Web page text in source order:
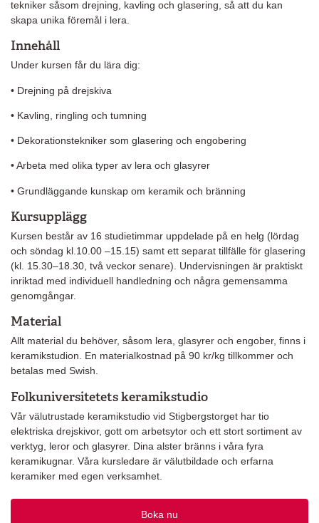
tekniker såsom drejning, kavling och glasering, så att du kan
skapa unika föremål i lera.
Innehåll
Under kursen får du lära dig:
• Drejning på drejskiva
• Kavling, ringling och tumning
• Dekorationstekniker som glasering och engobering
• Arbeta med olika typer av lera och glasyrer
• Grundläggande kunskap om keramik och bränning
Kursupplägg
Kursen består av 16 studietimmar uppdelade på en helg (lördag
och söndag kl.10.00 –15.15) samt ett separat tillfälle för glasering
(kl. 15.30–18.30, två veckor senare). Undervisningen är praktiskt
inriktad med individuell handledning och några gemensamma
genomgångar.
Material
Allt material du behöver, såsom lera, glasyrer och engober, finns i
keramikstudion. En materialkostnad på 90 kr/kg tillkommer och
betalas med Swish.
Folkuniversitetets keramikstudio
Vår välutrustade keramikstudio vid Stigbergstorget har tio
elektriska drejskivor, gott om arbetsytor och ett stort sortiment av
verktyg, leror och glasyrer. Dina alster bränns i våra fyra
keramikugnar. Våra kursledare är välutbildade och erfarna
keramiker med egen verksamhet.
Boka nu